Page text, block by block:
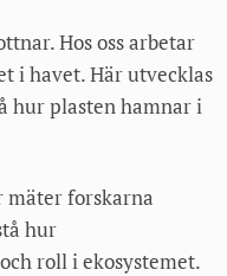
Hos oss arbetar
i havet. Här utvecklas
hur plasten hamnar i
mäter forskarna
hur
roll i ekosystemet.